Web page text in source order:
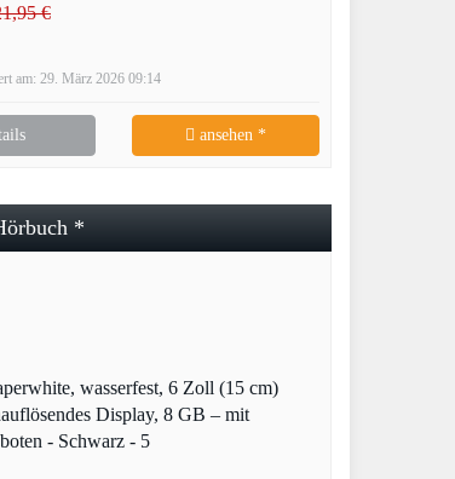
€
am: 29. März 2026 09:14
ansehen *
*